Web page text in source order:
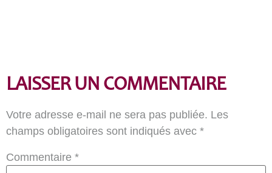
LAISSER UN COMMENTAIRE
Votre adresse e-mail ne sera pas publiée. Les
champs obligatoires sont indiqués avec *
Commentaire *